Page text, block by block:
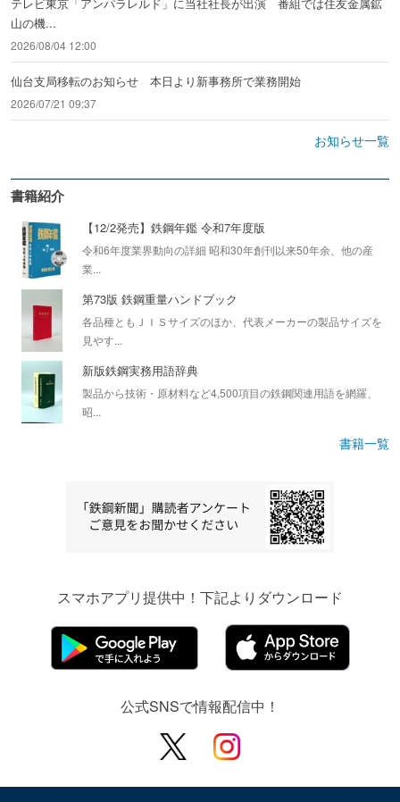
テレビ東京「アンパラレルド」に当社社長が出演 番組では住友金属鉱
山の機...
2026/08/04 12:00
仙台支局移転のお知らせ 本日より新事務所で業務開始
2026/07/21 09:37
お知らせ一覧
書籍紹介
【12/2発売】鉄鋼年鑑 令和7年度版
令和6年度業界動向の詳細 昭和30年創刊以来50年余、他の産
業...
第73版 鉄鋼重量ハンドブック
各品種ともＪＩＳサイズのほか、代表メーカーの製品サイズを
見やす...
新版鉄鋼実務用語辞典
製品から技術・原材料など4,500項目の鉄鋼関連用語を網羅、
昭...
書籍一覧
スマホアプリ提供中！下記よりダウンロード
公式SNSで情報配信中！